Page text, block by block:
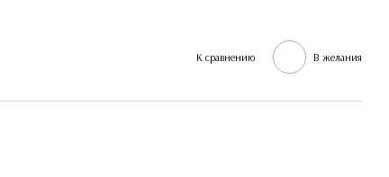
К сравнению В желания